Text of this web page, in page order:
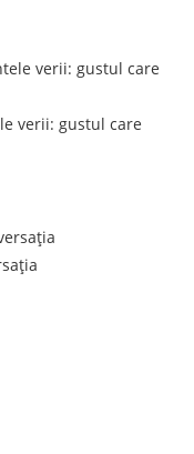
verii: gustul care